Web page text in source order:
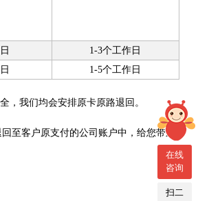
1-3个工作日
1-5个工作日
，我们均会安排原卡原路退回。
至客户原支付的公司账户中，给您带来
在线
咨询
扫二